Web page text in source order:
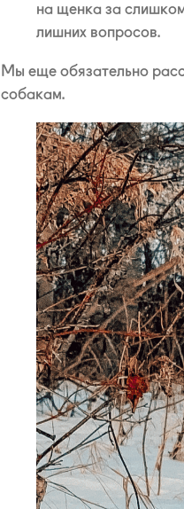
на щенка за
лишних вопросов.
Мы еще обязательно
собакам.